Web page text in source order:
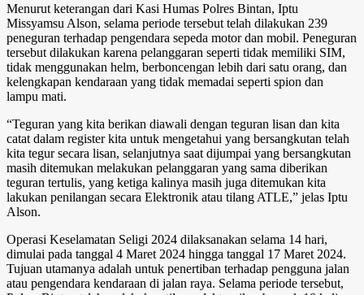
Menurut keterangan dari Kasi Humas Polres Bintan, Iptu
Missyamsu Alson, selama periode tersebut telah dilakukan 239
peneguran terhadap pengendara sepeda motor dan mobil. Peneguran
tersebut dilakukan karena pelanggaran seperti tidak memiliki SIM,
tidak menggunakan helm, berboncengan lebih dari satu orang, dan
kelengkapan kendaraan yang tidak memadai seperti spion dan
lampu mati.
“Teguran yang kita berikan diawali dengan teguran lisan dan kita
catat dalam register kita untuk mengetahui yang bersangkutan telah
kita tegur secara lisan, selanjutnya saat dijumpai yang bersangkutan
masih ditemukan melakukan pelanggaran yang sama diberikan
teguran tertulis, yang ketiga kalinya masih juga ditemukan kita
lakukan penilangan secara Elektronik atau tilang ATLE,” jelas Iptu
Alson.
Operasi Keselamatan Seligi 2024 dilaksanakan selama 14 hari,
dimulai pada tanggal 4 Maret 2024 hingga tanggal 17 Maret 2024.
Tujuan utamanya adalah untuk penertiban terhadap pengguna jalan
atau pengendara kendaraan di jalan raya. Selama periode tersebut,